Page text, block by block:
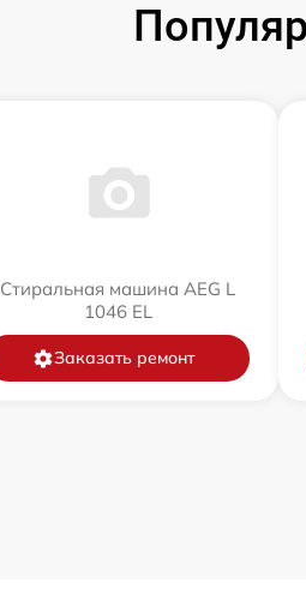
Стиральная машина AEG L
1046 EL
Заказать ремонт